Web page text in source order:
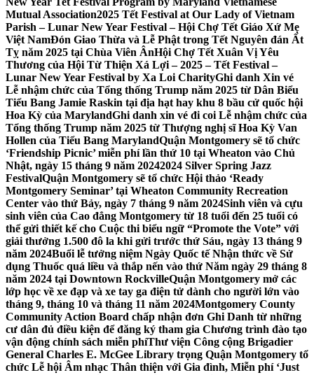
Mutual Association2025 Tết Festival at Our Lady of Vietnam
Parish – Lunar New Year Festival – Hội Chợ Tết Giáo Xứ Mẹ
Việt NamĐón Giao Thừa và Lễ Phật trong Tết Nguyên đán Ất
Tỵ năm 2025 tại Chùa Viên ÂnHội Chợ Tết Xuân Vị Yêu
Thương của Hội Từ Thiện Xá Lợi – 2025 – Tết Festival –
Lunar New Year Festival by Xa Loi CharityGhi danh Xin vé
Lễ nhậm chức của Tổng thống Trump năm 2025 từ Dân Biểu
Tiểu Bang Jamie Raskin tại địa hạt hay khu 8 bầu cử quốc hội
Hoa Kỳ của MarylandGhi danh xin vé đi coi Lễ nhậm chức của
Tổng thống Trump năm 2025 từ Thượng nghị sĩ Hoa Kỳ Van
Hollen của Tiểu Bang MarylandQuận Montgomery sẽ tổ chức
‘Friendship Picnic’ miễn phí lần thứ 10 tại Wheaton vào Chủ
Nhật, ngày 15 tháng 9 năm 20242024 Silver Spring Jazz
FestivalQuận Montgomery sẽ tổ chức Hội thảo ‘Ready
Montgomery Seminar’ tại Wheaton Community Recreation
Center vào thứ Bảy, ngày 7 tháng 9 năm 2024Sinh viên và cựu
sinh viên của Cao đẳng Montgomery từ 18 tuổi đến 25 tuổi có
thể gửi thiết kế cho Cuộc thi biểu ngữ “Promote the Vote” với
giải thưởng 1.500 đô la khi gửi trước thứ Sáu, ngày 13 tháng 9
năm 2024Buổi lễ tưởng niệm Ngày Quốc tế Nhận thức về Sử
dụng Thuốc quá liều và thắp nến vào thứ Năm ngày 29 tháng 8
năm 2024 tại Downtown RockvilleQuận Montgomery mở các
lớp học về xe đạp và xe tay ga điện tử dành cho người lớn vào
tháng 9, tháng 10 và tháng 11 năm 2024Montgomery County
Community Action Board chấp nhận đơn Ghi Danh từ những
cư dân đủ điều kiện để đăng ký tham gia Chương trình đào tạo
vận động chính sách miễn phíThư viện Công cộng Brigadier
General Charles E. McGee Library trọng Quận Montgomery tổ
chức Lễ hội Âm nhạc Thân thiện với Gia đình, Miễn phí ‘Just